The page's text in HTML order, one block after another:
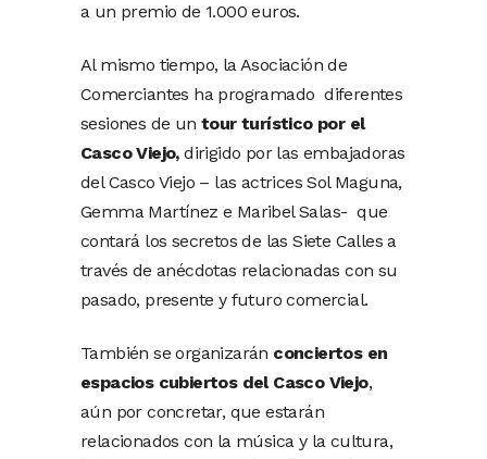
a un premio de 1.000 euros.
Al mismo tiempo, la Asociación de
Comerciantes ha programado diferentes
sesiones de untour turístico por el
Casco Viejo,dirigido por las embajadoras
del Casco Viejo – las actrices Sol Maguna,
Gemma Martínez e Maribel Salas- que
contará los secretos de las Siete Calles a
través de anécdotas relacionadas con su
pasado, presente y futuro comercial.
También se organizarán conciertos en
espacios cubiertos del Casco Viejo,
aún por concretar, que estarán
relacionados con la música y la cultura,